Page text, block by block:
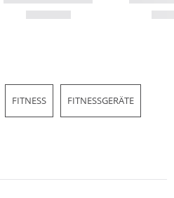
FITNESS FITNESSGERÄTE